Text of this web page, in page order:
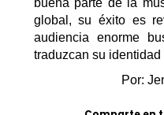
global, su éxito es
audiencia enorme
traduzcan su
Por: